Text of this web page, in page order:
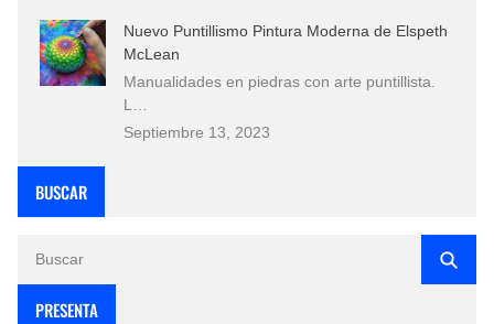
Nuevo Puntillismo Pintura Moderna de Elspeth
McLean
Manualidades en piedras con arte puntillista.
L…
Septiembre 13, 2023
BUSCAR
PRESENTA